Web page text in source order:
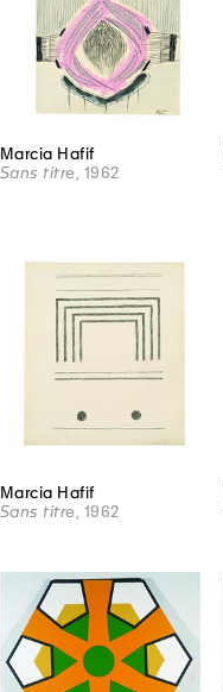
Marcia Hafif
Sans titre , 1962
Marcia Hafif
Sans titre , 1962